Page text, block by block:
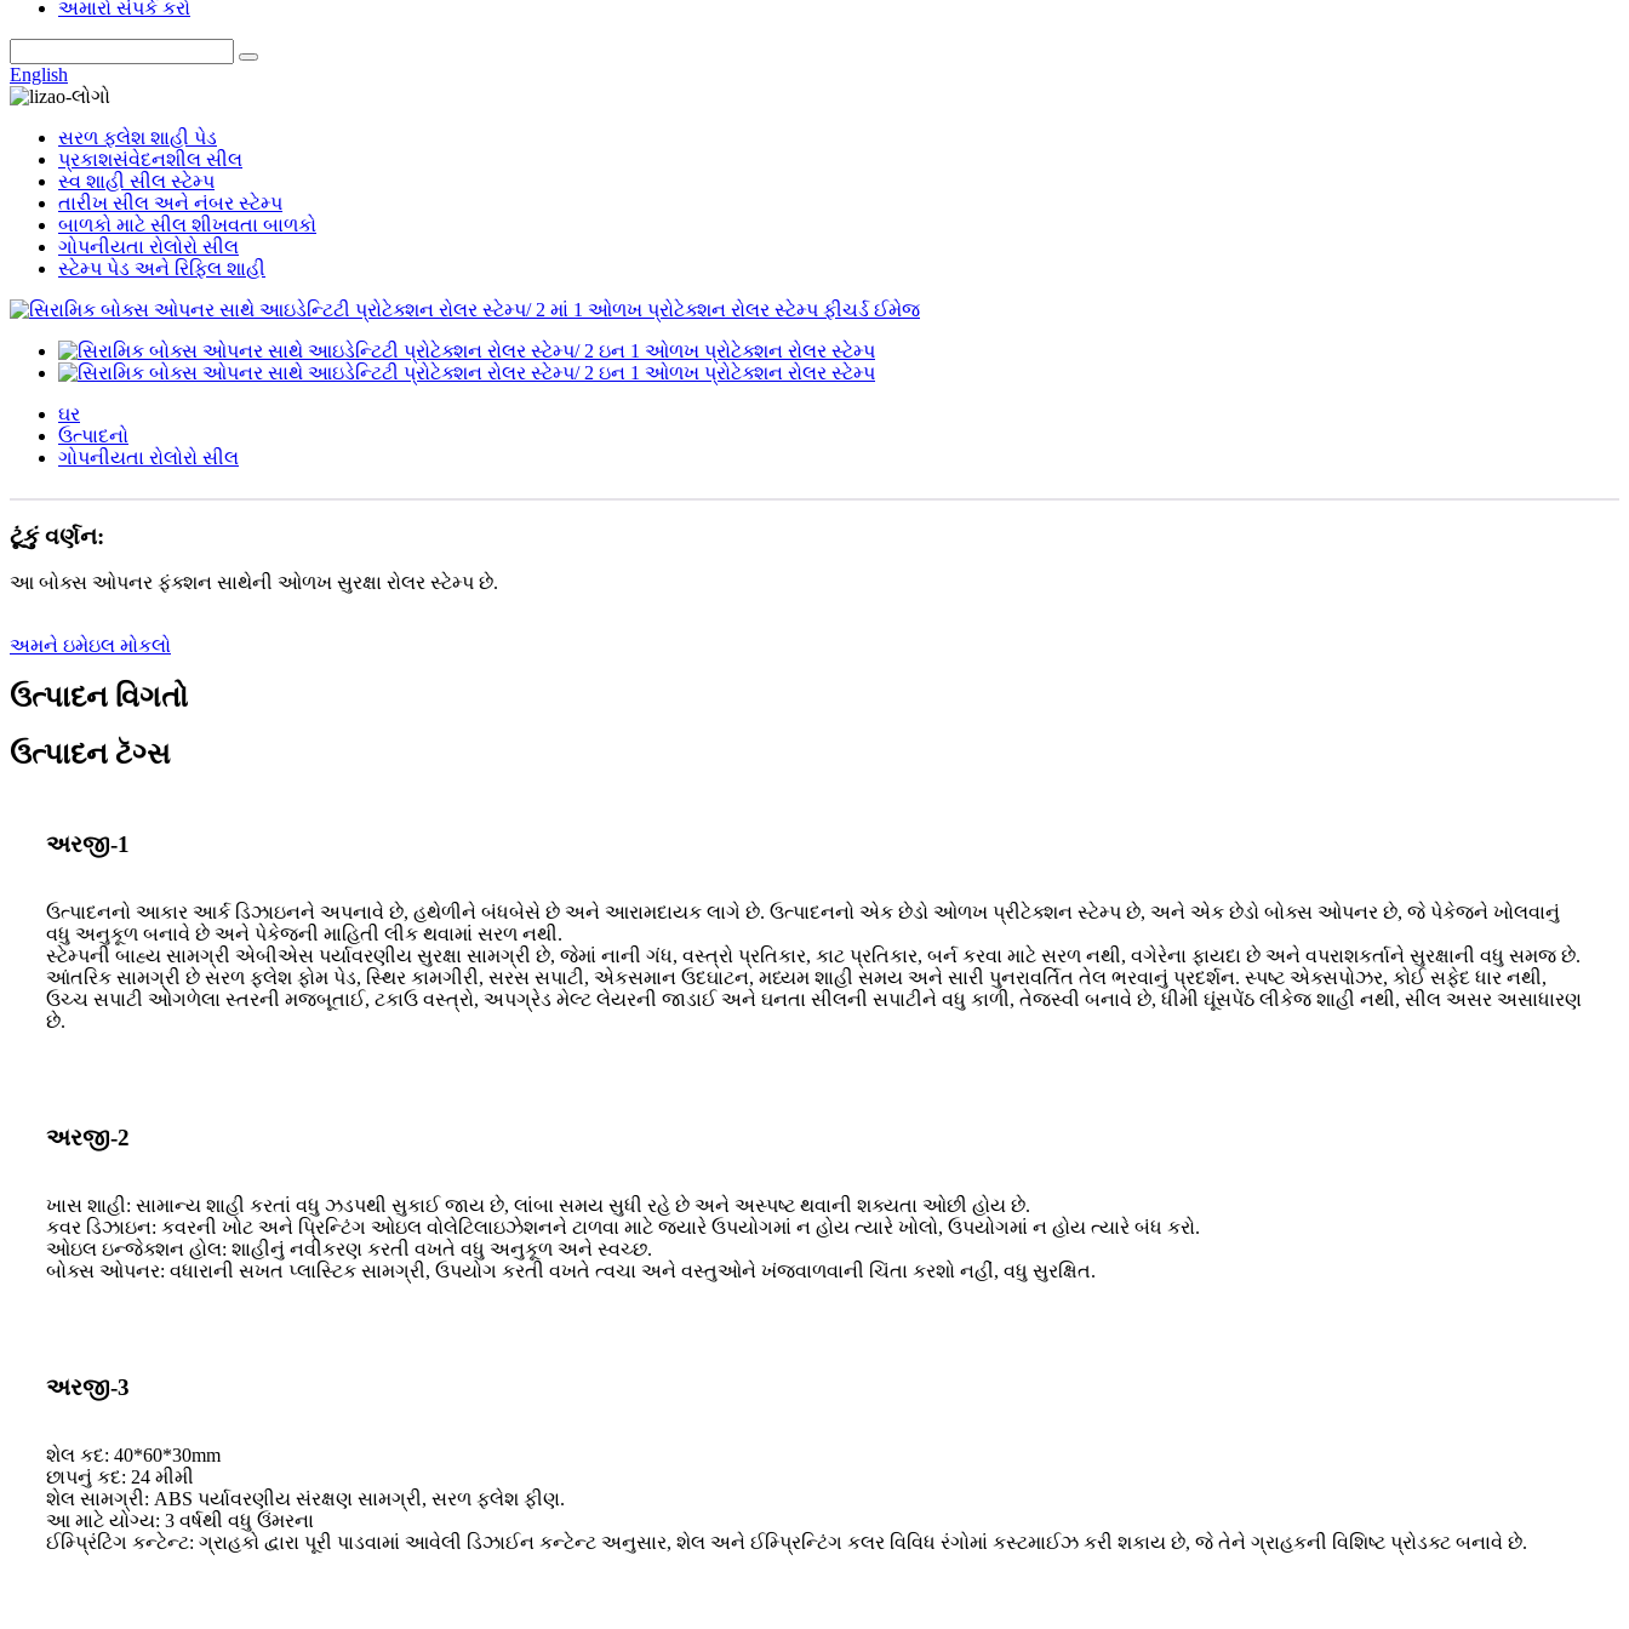
અમારો સંપર્ક કરો
English
સરળ ફ્લેશ શાહી પેડ
પ્રકાશસંવેદનશીલ સીલ
સ્વ શાહી સીલ સ્ટેમ્પ
તારીખ સીલ અને નંબર સ્ટેમ્પ
બાળકો માટે સીલ શીખવતા બાળકો
ગોપનીયતા રોલોરો સીલ
સ્ટેમ્પ પેડ અને રિફિલ શાહી
ઘર
ઉત્પાદનો
ગોપનીયતા રોલોરો સીલ
ટૂંકું વર્ણન:
આ બોક્સ ઓપનર ફંક્શન સાથેની ઓળખ સુરક્ષા રોલર સ્ટેમ્પ છે.
અમને ઇમેઇલ મોકલો
ઉત્પાદન વિગતો
ઉત્પાદન ટૅગ્સ
અરજી-1
ઉત્પાદનનો આકાર આર્ક ડિઝાઇનને અપનાવે છે, હથેળીને બંધબેસે છે અને આરામદાયક લાગે છે. ઉત્પાદનનો એક છેડો ઓળખ પ્રીટેક્શન સ્ટેમ્પ છે, અને એક છેડો બોક્સ ઓપનર છે, જે પેકેજને ખોલવાનું
વધુ અનુકૂળ બનાવે છે અને પેકેજની માહિતી લીક થવામાં સરળ નથી.
સ્ટેમ્પની બાહ્ય સામગ્રી એબીએસ પર્યાવરણીય સુરક્ષા સામગ્રી છે, જેમાં નાની ગંધ, વસ્ત્રો પ્રતિકાર, કાટ પ્રતિકાર, બર્ન કરવા માટે સરળ નથી, વગેરેના ફાયદા છે અને વપરાશકર્તાને સુરક્ષાની વધુ સમજ છે.
આંતરિક સામગ્રી છે સરળ ફ્લેશ ફોમ પેડ, સ્થિર કામગીરી, સરસ સપાટી, એકસમાન ઉદઘાટન, મધ્યમ શાહી સમય અને સારી પુનરાવર્તિત તેલ ભરવાનું પ્રદર્શન. સ્પષ્ટ એક્સપોઝર, કોઈ સફેદ ધાર નથી,
ઉચ્ચ સપાટી ઓગળેલા સ્તરની મજબૂતાઈ, ટકાઉ વસ્ત્રો, અપગ્રેડ મેલ્ટ લેયરની જાડાઈ અને ઘનતા સીલની સપાટીને વધુ કાળી, તેજસ્વી બનાવે છે, ધીમી ઘૂંસપેંઠ લીકેજ શાહી નથી, સીલ અસર અસાધારણ
છે.
અરજી-2
ખાસ શાહી: સામાન્ય શાહી કરતાં વધુ ઝડપથી સુકાઈ જાય છે, લાંબા સમય સુધી રહે છે અને અસ્પષ્ટ થવાની શક્યતા ઓછી હોય છે.
કવર ડિઝાઇન: કવરની ખોટ અને પ્રિન્ટિંગ ઓઇલ વોલેટિલાઇઝેશનને ટાળવા માટે જ્યારે ઉપયોગમાં ન હોય ત્યારે ખોલો, ઉપયોગમાં ન હોય ત્યારે બંધ કરો.
ઓઇલ ઇન્જેક્શન હોલ: શાહીનું નવીકરણ કરતી વખતે વધુ અનુકૂળ અને સ્વચ્છ.
બોક્સ ઓપનર: વધારાની સખત પ્લાસ્ટિક સામગ્રી, ઉપયોગ કરતી વખતે ત્વચા અને વસ્તુઓને ખંજવાળવાની ચિંતા કરશો નહીં, વધુ સુરક્ષિત.
અરજી-3
શેલ કદ: 40*60*30mm
છાપનું કદ: 24 મીમી
શેલ સામગ્રી: ABS પર્યાવરણીય સંરક્ષણ સામગ્રી, સરળ ફ્લેશ ફીણ.
આ માટે યોગ્ય: 3 વર્ષથી વધુ ઉંમરના
ઈમ્પ્રિંટિંગ કન્ટેન્ટ: ગ્રાહકો દ્વારા પૂરી પાડવામાં આવેલી ડિઝાઈન કન્ટેન્ટ અનુસાર, શેલ અને ઈમ્પ્રિન્ટિંગ કલર વિવિધ રંગોમાં કસ્ટમાઈઝ કરી શકાય છે, જે તેને ગ્રાહકની વિશિષ્ટ પ્રોડક્ટ બનાવે છે.